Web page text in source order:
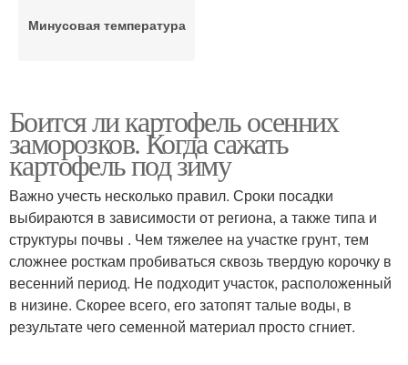
Минусовая температура
Боится ли картофель осенних
заморозков. Когда сажать
картофель под зиму
Важно учесть несколько правил. Сроки посадки
выбираются в зависимости от региона, а также типа и
структуры почвы . Чем тяжелее на участке грунт, тем
сложнее росткам пробиваться сквозь твердую корочку в
весенний период. Не подходит участок, расположенный
в низине. Скорее всего, его затопят талые воды, в
результате чего семенной материал просто сгниет.